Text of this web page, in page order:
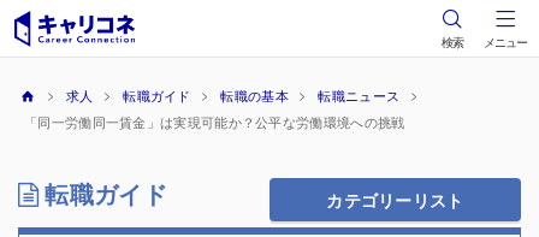
検索 メニュー
求人 転職ガイド 転職の基本
転職ニュース
「同一労働同一賃金」は実現可能か？公平な労働環境への挑戦
転職ガイド カテゴリーリスト